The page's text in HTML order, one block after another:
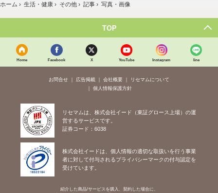
ホーム › 生活・健康 › その他 › 記事 › 写真・画像
TOP
Home Facebook X YouTube Instagram line
お問合せ 広告掲載 会社概要
リセマムについて
個人情報保護方針
リセマムは、株式会社イード（東証グロース上場）の運
営するサービスです。
証券コード：6038
株式会社イードは、個人情報の適切な取扱いを行う事業
者に対して付与されるプライバシーマークの付与認定を
受けています。
紹介した商品/サービスを購入、契約した場合に、